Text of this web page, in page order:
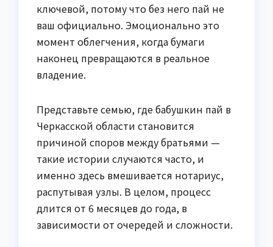
ключевой, потому что без него пай не
ваш официально. Эмоционально это
момент облегчения, когда бумаги
наконец превращаются в реальное
владение.
Представьте семью, где бабушкин пай в
Черкасской области становится
причиной споров между братьями —
такие истории случаются часто, и
именно здесь вмешивается нотариус,
распутывая узлы. В целом, процесс
длится от 6 месяцев до года, в
зависимости от очередей и сложности.